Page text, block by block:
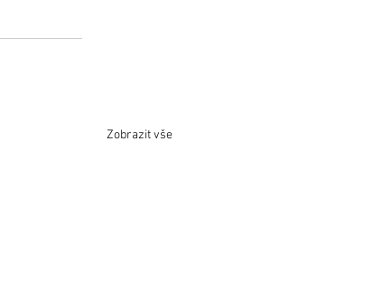
Zobrazit vše